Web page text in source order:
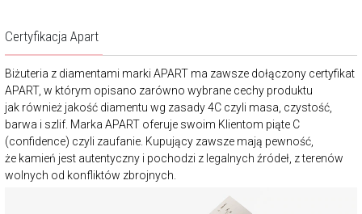
Certyfikacja Apart
Biżuteria z diamentami marki APART ma zawsze dołączony certyfikat
APART, w którym opisano zarówno wybrane cechy produktu
jak również jakość diamentu wg zasady 4C czyli masa, czystość,
barwa i szlif. Marka APART oferuje swoim Klientom piąte C
(confidence) czyli zaufanie. Kupujący zawsze mają pewność,
że kamień jest autentyczny i pochodzi z legalnych źródeł, z terenów
wolnych od konfliktów zbrojnych.